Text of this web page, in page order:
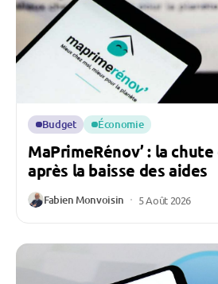
Budget Économie
MaPrimeRénov’ : la
après la baisse des aides
Fabien Monvoisin 5 Août 2026